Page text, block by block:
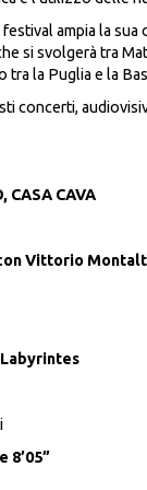
ampia la
si svolgerà tra
la Puglia e la
concerti,
CASA CAVA
Vittorio
8’05”